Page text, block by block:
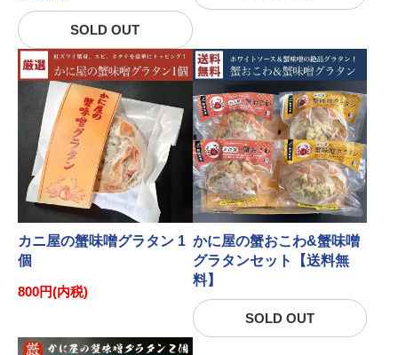
SOLD OUT
カニ屋の蟹味噌グラタン 1
個
800円(内税)
かに屋の蟹おこわ&蟹味噌
グラタンセット【送料無
料】
SOLD OUT